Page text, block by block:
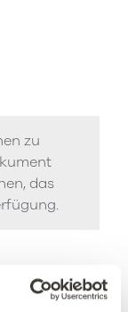
zu
das